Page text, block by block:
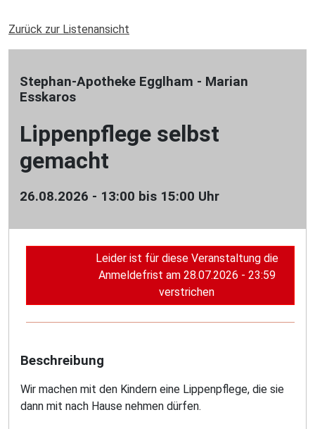
Zurück zur Listenansicht
Stephan-Apotheke Egglham - Marian
Esskaros
Lippenpflege selbst
gemacht
26.08.2026 - 13:00 bis 15:00 Uhr
Leider ist für diese Veranstaltung die
Anmeldefrist am 28.07.2026 - 23:59
verstrichen
Beschreibung
Wir machen mit den Kindern eine Lippenpflege, die sie
dann mit nach Hause nehmen dürfen.